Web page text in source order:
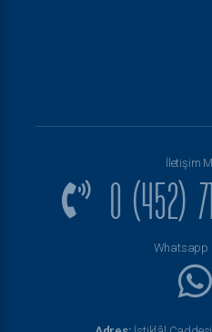
İletişim
0 (452)
Whatsapp